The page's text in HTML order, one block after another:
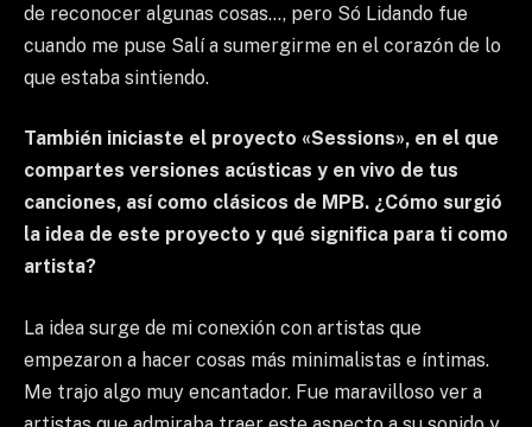
de reconocer algunas cosas…, pero Só Lidando fue
cuando me puse Salí a sumergirme en el corazón de lo
que estaba sintiendo.
También iniciaste el proyecto «Sessions», en el que
compartes versiones acústicas y en vivo de tus
canciones, así como clásicos de MPB. ¿Cómo surgió
la idea de este proyecto y qué significa para ti como
artista?
La idea surge de mi conexión con artistas que
empezaron a hacer cosas más minimalistas e íntimas.
Me trajo algo muy encantador. Fue maravilloso ver a